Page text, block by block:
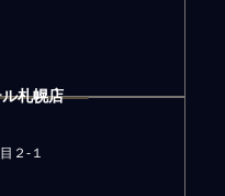
札幌店
２-１